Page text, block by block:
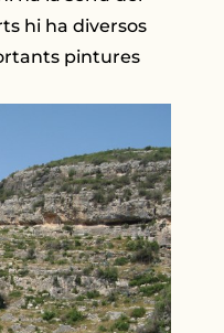
hi ha diversos
pintures